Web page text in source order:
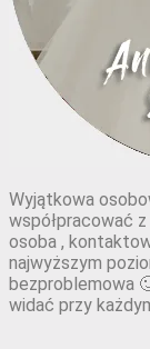
Wyjątkowa
współpracować z
osoba ,
najwyższym
bezproblemowa
widać przy